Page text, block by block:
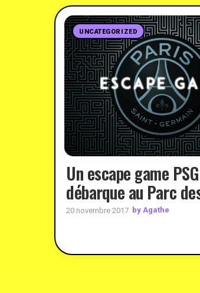
UNCATEGORIZED
Un escape game PSG
débarque au Parc
20 novembre 2017 by Agathe